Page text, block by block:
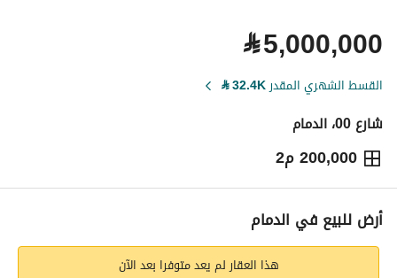
⃁5,000,000
القسط الشهري المقدر32.4K
⃁
شارع 00، الدمام
200,000 م2
⃁
5,000,000
التفاصيل معلومات ترخيص الإعلانأرض للبيع في الدمام
هذا العقار لم يعد متوفرا بعد الآن